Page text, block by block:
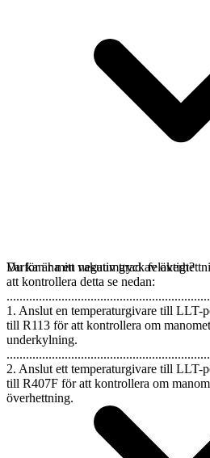
Du kan ha en negativ grad av
att kontrollera detta se nedan:
1. Anslut en temperaturgivare till LLT-
till R113 för att kontrollera om
underkylning.
2. Anslut ett temperaturgivare till LLT-
till R407F för att kontrollera om
överhettning.
Varför är mitt vakuumtryck felaktigt?